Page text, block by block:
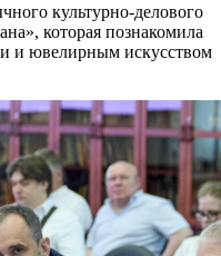
культурно-делового
которая познакомила
и ювелирным искусством